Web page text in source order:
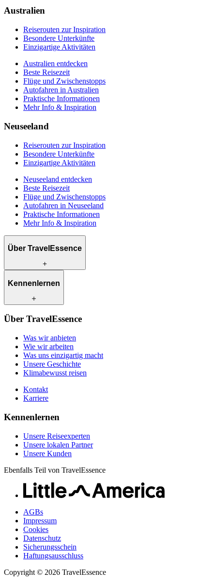
Praktische Informationen
Australien
Reiserouten zur Inspiration
Besondere Unterkünfte
Einzigartige Aktivitäten
Australien entdecken
Beste Reisezeit
Flüge und Zwischenstopps
Autofahren in Australien
Praktische Informationen
Mehr Info & Inspiration
Neuseeland
Reiserouten zur Inspiration
Besondere Unterkünfte
Einzigartige Aktivitäten
Neuseeland entdecken
Beste Reisezeit
Flüge und Zwischenstopps
Autofahren in Neuseeland
Praktische Informationen
Mehr Info & Inspiration
Über TravelEssence
Was wir anbieten
Was uns einzigartig macht
Klimabewusst reisen
Kontakt
Karriere
Kennenlernen
Unsere Reiseexperten
Unsere Kunden
Über TravelEssence
Was wir anbieten
Wie wir arbeiten
Was uns einzigartig macht
Unsere Geschichte
Klimabewusst reisen
Kontakt
Karriere
Kennenlernen
Unsere Reiseexperten
Unsere lokalen Partner
Unsere Kunden
Ebenfalls Teil von TravelEssence
AGBs
Impressum
Cookies
Datenschutz
Sicherungsschein
Haftungsausschluss
Copyright © 2026 TravelEssence